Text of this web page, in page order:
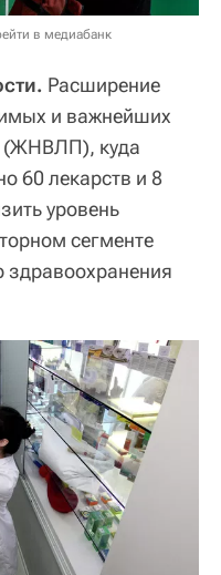
в медиабанк
Расширение
и важнейших
(ЖНВЛП), куда
60 лекарств и 8
уровень
сегменте